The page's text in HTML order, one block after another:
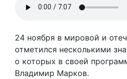
24 ноября в мировой и
отметился несколькими
о которых в своей
Владимир Марков.